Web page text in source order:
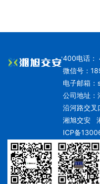
400电话
微信号：
电子邮箱：
公司地址：
沿河路交叉
湘旭交安
ICP备